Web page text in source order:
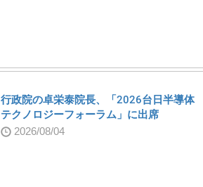
行政院の卓栄泰院長、「2026台日半導体
テクノロジーフォーラム」に出席
2026/08/04